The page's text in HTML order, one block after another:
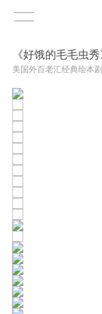
《好饿的毛毛虫
美国外百老汇经典绘本剧